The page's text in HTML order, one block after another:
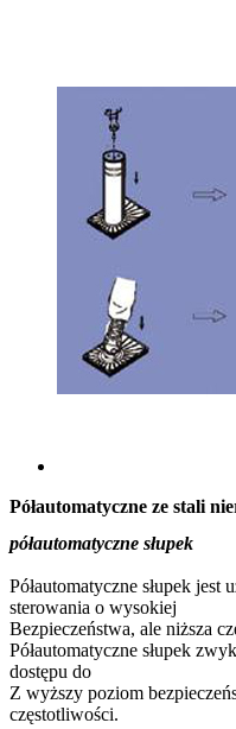
Półautomatyczne ze stali
półautomatyczne słupek
Półautomatyczne słupek jest
sterowania o wysokiej
Bezpieczeństwa, ale niższa
Półautomatyczne słupek
dostępu do
Z wyższy poziom
częstotliwości.